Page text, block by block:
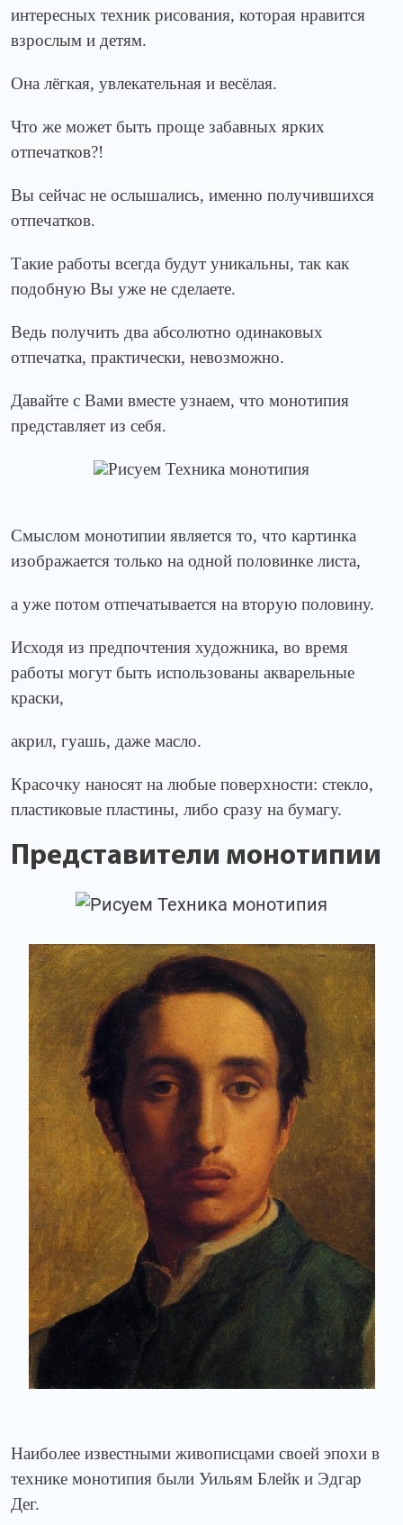
интересных техник рисования, которая нравится
взрослым и детям.
Она лёгкая, увлекательная и весёлая.
Что же может быть проще забавных ярких
отпечатков?!
Вы сейчас не ослышались, именно получившихся
отпечатков.
Такие работы всегда будут уникальны, так как
подобную Вы уже не сделаете.
Ведь получить два абсолютно одинаковых
отпечатка, практически, невозможно.
Давайте с Вами вместе узнаем, что монотипия
представляет из себя.
Смыслом монотипии является то, что картинка
изображается только на одной половинке листа,
а уже потом отпечатывается на вторую половину.
Исходя из предпочтения художника, во время
работы могут быть использованы акварельные
краски,
акрил, гуашь, даже масло.
Красочку наносят на любые поверхности: стекло,
пластиковые пластины, либо сразу на бумагу.
Представители монотипии
Наиболее известными живописцами своей эпохи в
технике монотипия были Уильям Блейк и Эдгар
Дег.